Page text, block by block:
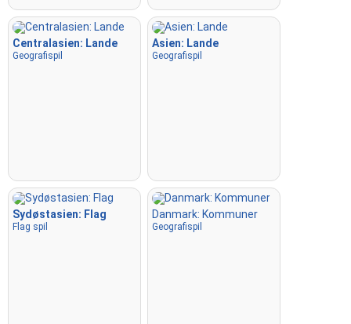
Centralasien: Lande
Geografispil
Asien: Lande
Geografispil
Sydøstasien: Flag
Flag spil
Danmark: Kommuner
Geografispil